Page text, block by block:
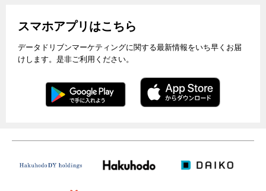
スマホアプリはこちら
データドリブンマーケティングに関する最新情報をいち早くお届
けします。是非ご利用ください。